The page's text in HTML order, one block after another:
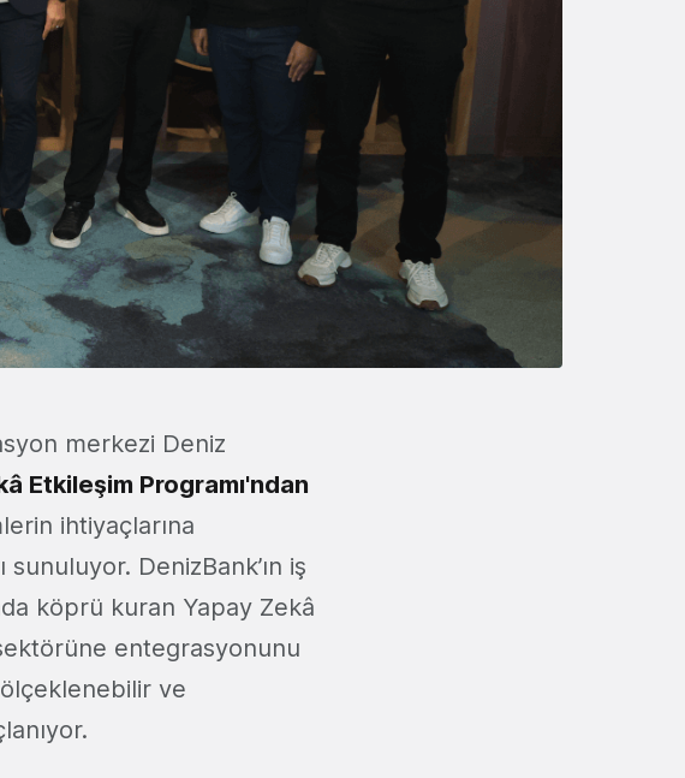
merkezi Deniz
Etkileşim Programı'ndan
ihtiyaçlarına
DenizBank’ın iş
köprü kuran Yapay Zekâ
entegrasyonunu
ölçeklenebilir ve